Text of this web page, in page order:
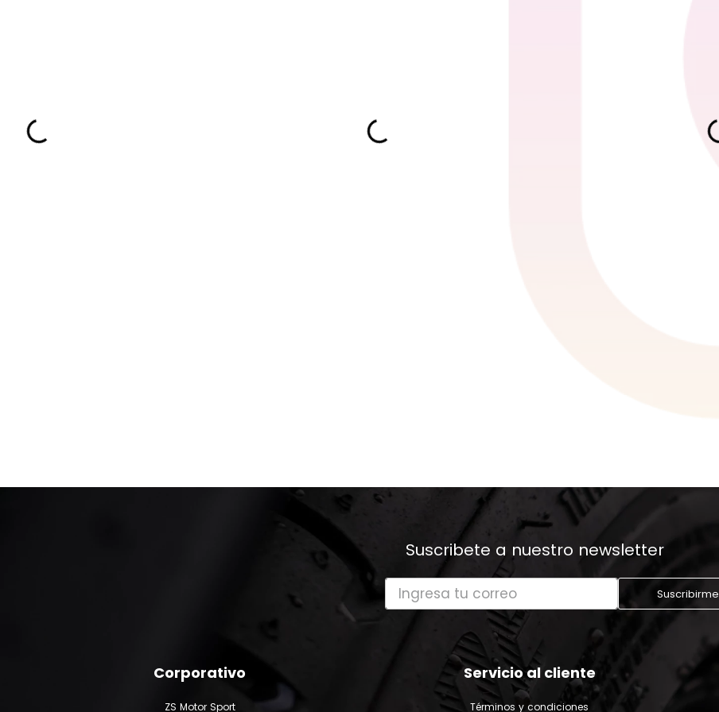
Suscribete a nuestro newsletter
Suscribirme
Corporativo
ZS Motor Sport
Servicio al cliente
Términos y condiciones